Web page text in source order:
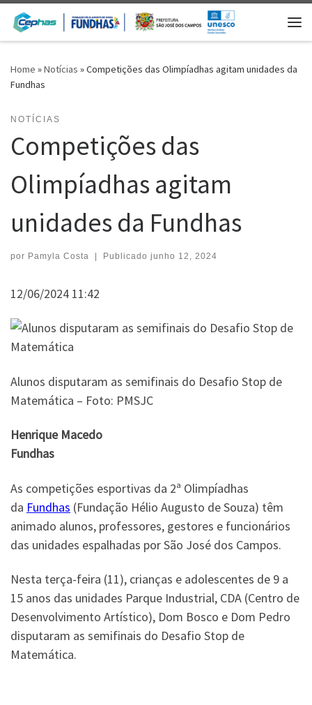
Skip to content
Home »Notícias »Competições das Olimpíadhas agitam unidades da
Fundhas
NOTÍCIAS
Competições das
Olimpíadhas agitam
unidades da Fundhas
por Pamyla Costa | Publicado junho 12, 2024
12/06/2024 11:42
Alunos disputaram as semifinais do Desafio Stop de
Matemática – Foto: PMSJC
Henrique Macedo
Fundhas
As competições esportivas da 2ª Olimpíadhas
da Fundhas (Fundação Hélio Augusto de Souza) têm
animado alunos, professores, gestores e funcionários
das unidades espalhadas por São José dos Campos.
Nesta terça-feira (11), crianças e adolescentes de 9 a
15 anos das unidades Parque Industrial, CDA (Centro de
Desenvolvimento Artístico), Dom Bosco e Dom Pedro
disputaram as semifinais do Desafio Stop de
Matemática.